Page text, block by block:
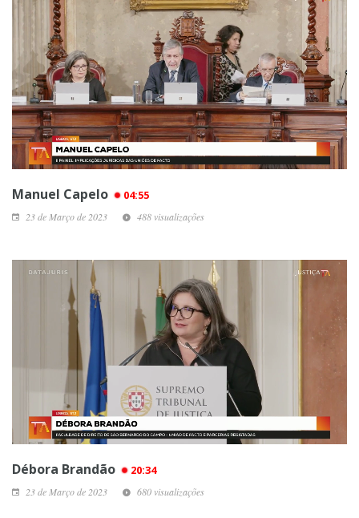
Manuel Capelo 04:55
23 de Março de 2023 488 visualizações
Débora Brandão 20:34
23 de Março de 2023 680 visualizações